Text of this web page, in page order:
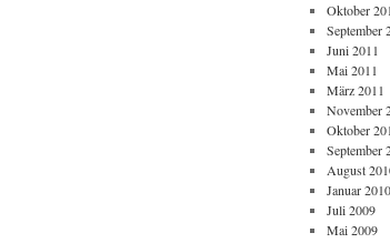
Oktober
September
Juni 2011
Mai 2011
März 2011
November
Oktober
September
August
Januar 2010
Juli 2009
Mai 2009